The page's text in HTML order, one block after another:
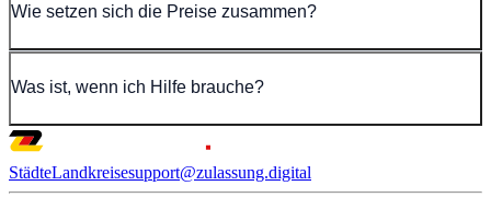
Wie setzen sich die Preise zusammen?
Was ist, wenn ich Hilfe brauche?
StädteLandkreisesupport@zulassung.digital